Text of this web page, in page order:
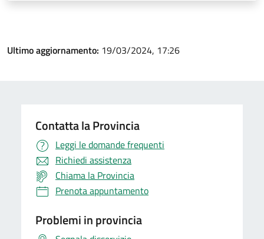
Ultimo aggiornamento: 19/03/2024, 17:26
Contatta la Provincia
Leggi le domande frequenti
Richiedi assistenza
Chiama la Provincia
Prenota appuntamento
Problemi in provincia